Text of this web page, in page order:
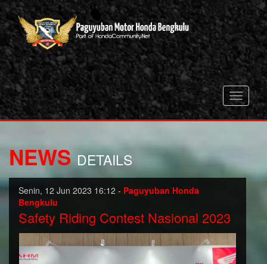
Toggle
NEWS DETAILS
Senin, 12 Jun 2023 16:12 - Paguyuban Honda
Bengkulu
Safety Riding Contest Nasional 2023